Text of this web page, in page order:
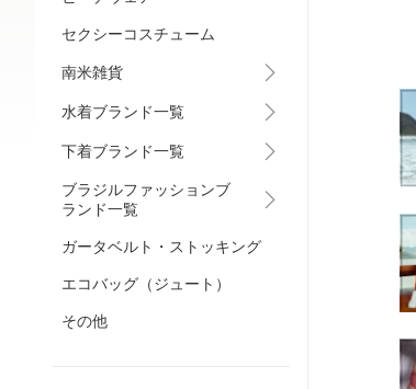
セクシーコスチューム
南米雑貨
水着ブランド一覧
下着ブランド一覧
ブラジルファッションブ
ランド一覧
ガータベルト・ストッキング
エコバッグ（ジュート）
その他